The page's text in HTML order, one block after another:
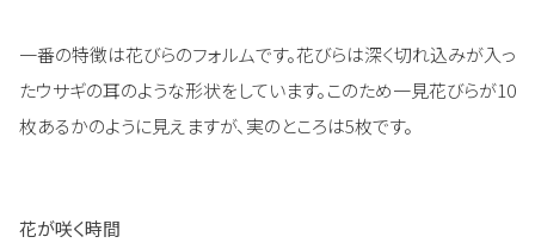
一番の特徴は花びらのフォルムです。花びらは深く切れ込みが入っ
たウサギの耳のような形状をしています。このため一見花びらが10
枚あるかのように見えますが、実のところは5枚です。
花が咲く時間